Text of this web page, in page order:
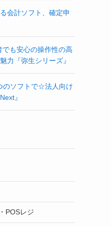
会計ソフト、確定申
も安心の操作性の高
力『弥生シリーズ』
のソフトで☆法人向け
』
POSレジ